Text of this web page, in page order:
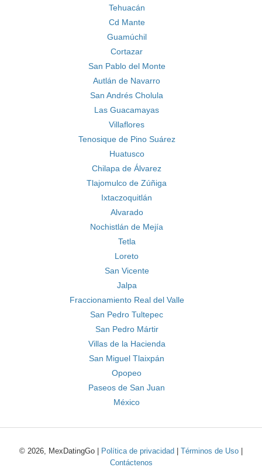
Tehuacán
Cd Mante
Guamúchil
Cortazar
San Pablo del Monte
Autlán de Navarro
San Andrés Cholula
Las Guacamayas
Villaflores
Tenosique de Pino Suárez
Huatusco
Chilapa de Álvarez
Tlajomulco de Zúñiga
Ixtaczoquitlán
Alvarado
Nochistlán de Mejía
Tetla
Loreto
San Vicente
Jalpa
Fraccionamiento Real del Valle
San Pedro Tultepec
San Pedro Mártir
Villas de la Hacienda
San Miguel Tlaixpán
Opopeo
Paseos de San Juan
México
© 2026, MexDatingGo | Política de privacidad Términos de Uso
Contáctenos